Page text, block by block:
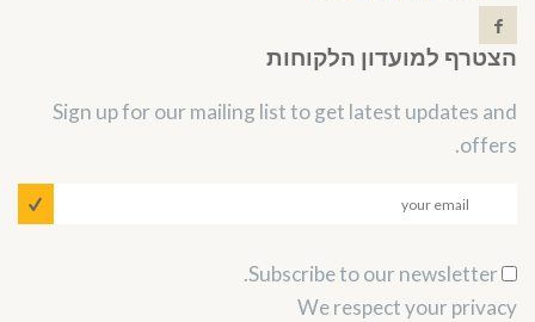
הצטרף למועדון הלקוחות
Sign up for our mailing list to get latest updates and
offers.
We respect your privacy